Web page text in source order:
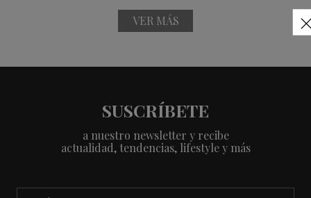
VER MÁS
SUSCRÍBETE
a nuestro newsletter y recibe
actualidad, tendencias, lifestyle y más